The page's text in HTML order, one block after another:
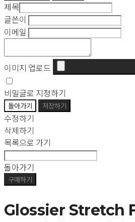
제목
글쓴이
이메일
이미지 업로드
비밀글로 지정하기
돌아가기 저장하기
수정하기
삭제하기
목록으로 가기
돌아가기
구매하기
Glossier Stretch